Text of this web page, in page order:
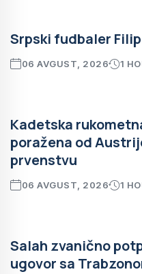
Srpski fudbaler
06 AVGUST, 2026 1
Kadetska
poražena od
prvenstvu
06 AVGUST, 2026 1
Salah zvanično
ugovor sa